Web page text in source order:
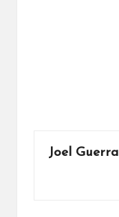
Joel Guerra